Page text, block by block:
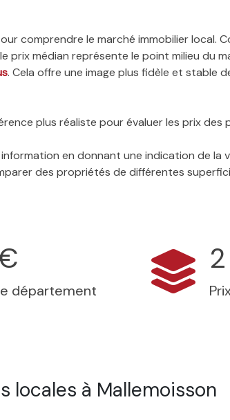
comprendre le marché immobilier local.
prix médian représente le point milieu du
. Cela offre une image plus fidèle et stable
plus réaliste pour évaluer les prix des
en donnant une indication de la
des propriétés de différentes
département
locales à Mallemoisson